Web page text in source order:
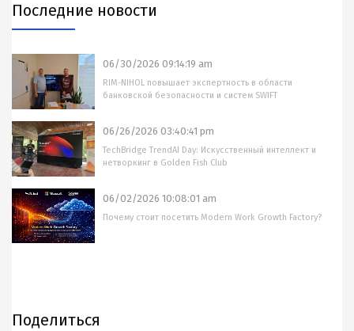
Последние новости
06/30/2026 09:14:19 am
RIM-NIHOL повышает экспертность в области
банковской безопасности и систем SWIFT
06/26/2026 03:40:41 pm
TechBridge TrendAI Day: Искусственный интеллект и
нетворкинг в Golden Fish Club
06/02/2026 10:08:01 am
Почему стоит посетить Modern Work Growth Factory?
Поделиться